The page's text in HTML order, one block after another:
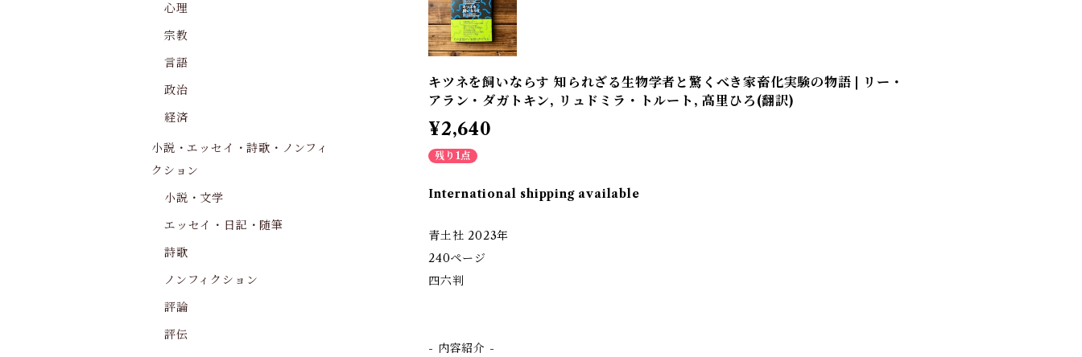
キツネを飼いならす 知られざる生物学者と驚くべき家畜化実験の物語 | リー・
アラン・ダガトキン, リュドミラ・トルート, 高里ひろ(翻訳)
¥2,640
残り1点
International shipping available
青土社 2023年
240ページ
四六判
- 内容紹介 -
心理
宗教
言語
政治
経済
小説・エッセイ・詩歌・ノンフィ
クション
小説・文学
エッセイ・日記・随筆
詩歌
ノンフィクション
評論
評伝